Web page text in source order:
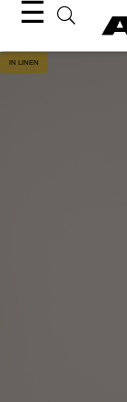
☰
IN LINEN